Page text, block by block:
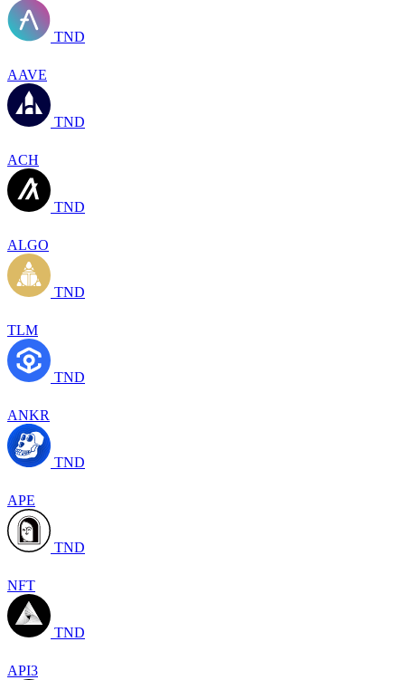
TND
AAVE
TND
ACH
TND
ALGO
TND
TLM
TND
ANKR
TND
APE
TND
NFT
TND
API3